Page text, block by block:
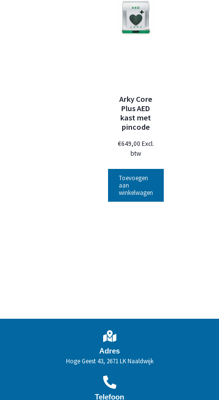
Arky Core
Plus AED
kast met
pincode
€649,00 Excl.
btw
Toevoegen
aan
winkelwagen
Adres
Hoge Geest 43, 2671 LK Naaldwijk
Telefoon